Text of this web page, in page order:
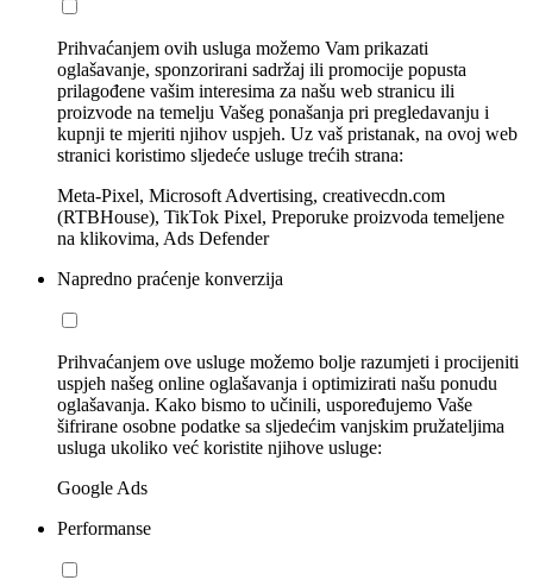
Prihvaćanjem ovih usluga možemo Vam prikazati
oglašavanje, sponzorirani sadržaj ili promocije popusta
prilagođene vašim interesima za našu web stranicu ili
proizvode na temelju Vašeg ponašanja pri pregledavanju i
kupnji te mjeriti njihov uspjeh. Uz vaš pristanak, na ovoj web
stranici koristimo sljedeće usluge trećih strana:
Meta-Pixel, Microsoft Advertising, creativecdn.com
(RTBHouse), TikTok Pixel, Preporuke proizvoda temeljene
na klikovima, Ads Defender
Napredno praćenje konverzija
Prihvaćanjem ove usluge možemo bolje razumjeti i procijeniti
uspjeh našeg online oglašavanja i optimizirati našu ponudu
oglašavanja. Kako bismo to učinili, uspoređujemo Vaše
šifrirane osobne podatke sa sljedećim vanjskim pružateljima
usluga ukoliko već koristite njihove usluge:
Google Ads
Performanse